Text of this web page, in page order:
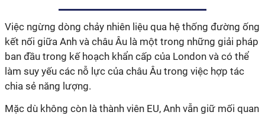
Việc ngừng dòng chảy nhiên liệu qua hệ thống đường ống
kết nối giữa Anh và châu Âu là một trong những giải pháp
ban đầu trong kế hoạch khẩn cấp của London và có thể
làm suy yếu các nỗ lực của châu Âu trong việc hợp tác
chia sẻ năng lượng.
Mặc dù không còn là thành viên EU, Anh vẫn giữ mối quan